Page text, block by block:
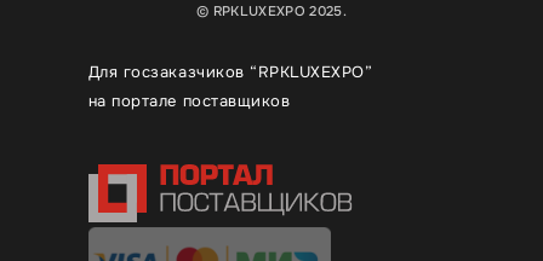
© RPKLUXEXPO 2025.
Для госзаказчиков “RPKLUXEXPO”
на портале поставщиков